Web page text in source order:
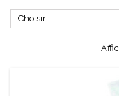
Choisir